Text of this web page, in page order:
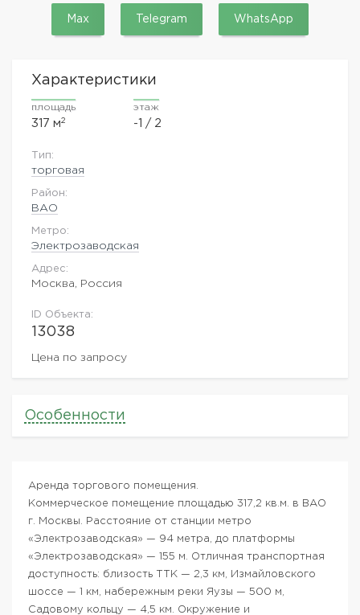
Max Telegram WhatsApp
Характеристики
площадь
317 м2
этаж
-1 / 2
Тип:
торговая
Район:
ВАO
Метро:
Электрозаводская
Адрес:
Москва, Россия
ID Объекта:
13038
Цена по запросу
Особенности
Аренда торгового помещения.
Коммерческое помещение площадью 317,2 кв.м. в ВАО
г. Москвы. Расстояние от станции метро
«Электрозаводская» — 94 метра, до платформы
«Электрозаводская» — 155 м. Отличная транспортная
доступность: близость ТТК — 2,3 км, Измайловского
шоссе — 1 км, набережным реки Яузы — 500 м,
Садовому кольцу — 4,5 км. Окружение и